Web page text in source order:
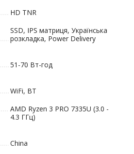
HD TNR
SSD, IPS матриця, Українська
розкладка, Power Delivery
51-70 Вт-год
WiFi, BT
AMD Ryzen 3 PRO 7335U (3.0 -
4.3 ГГц)
China